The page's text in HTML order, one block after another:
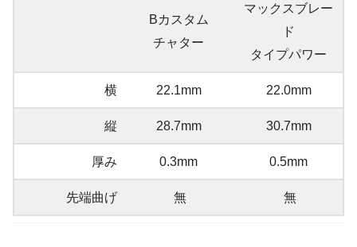
Bカスタム
チャター
マックスブレー
ド
タイプパワー
横 22.1mm 22.0mm
縦 28.7mm 30.7mm
厚み 0.3mm 0.5mm
先端曲げ 無 無